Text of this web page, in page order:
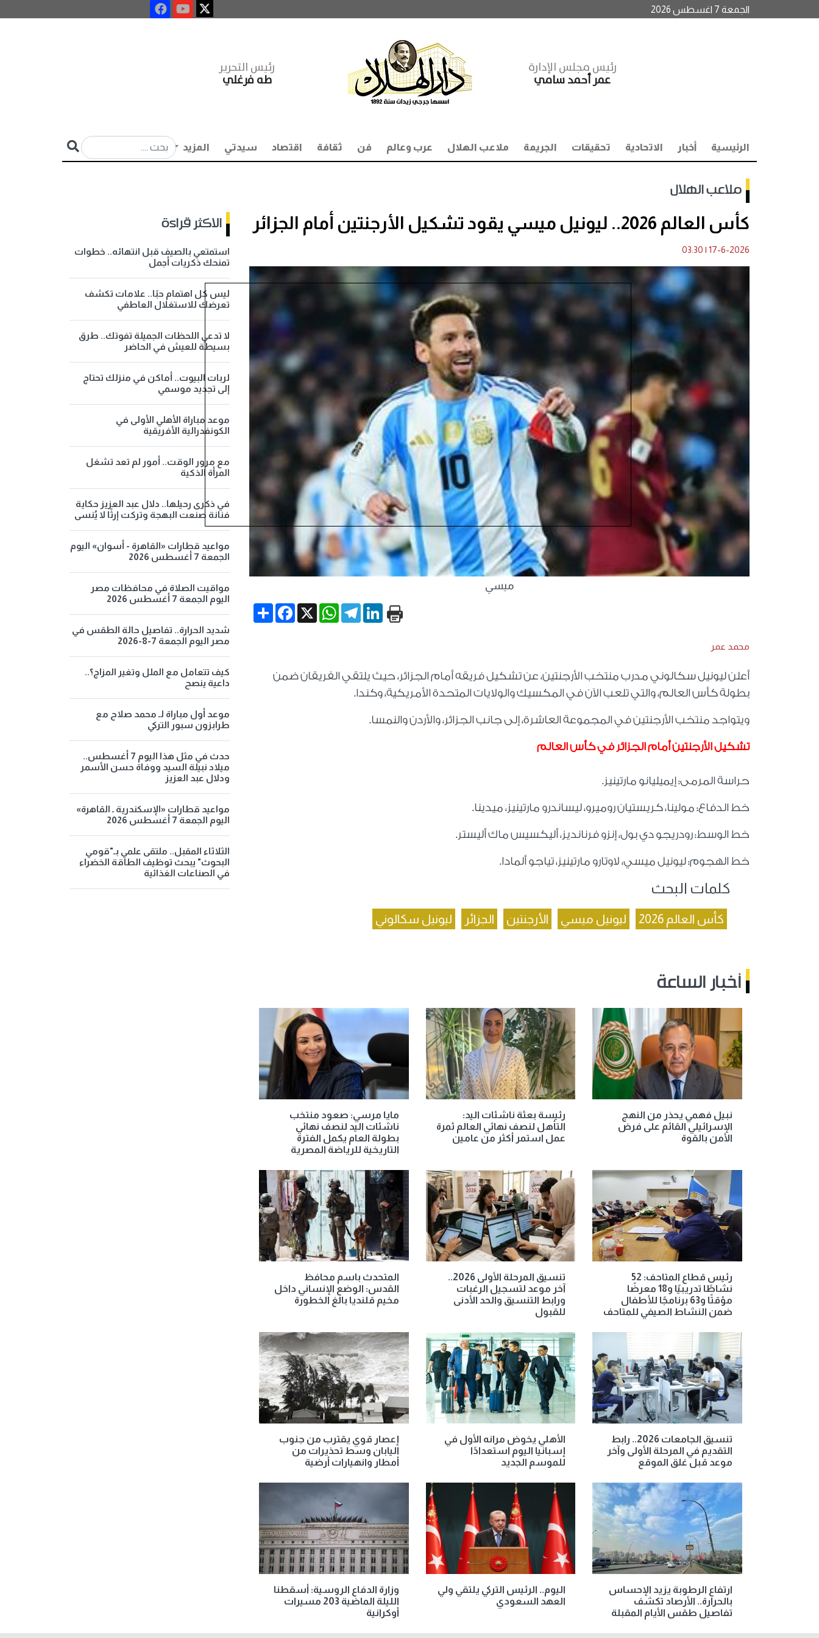
الجمعة 7 اغسطس 2026
رئيس مجلس الإدارة
عمر أحمد سامي
رئيس التحرير
طه فرغلي
الرئيسية أخبار الاتحادية تحقيقات الجريمة ملاعب الهلال عرب وعالم فن ثقافة اقتصاد سيدتي المزيد
ملاعب الهلال
كأس العالم 2026.. ليونيل ميسي يقود تشكيل الأرجنتين أمام الجزائر
17-6-2026
|
03:30
ميسي
Share
Facebook X
WhatsApp
TelegramLinkedIn
محمد عمر
أعلن ليونيل سكالوني مدرب منتخب الأرجنتين، عن تشكيل فريقه أمام الجزائر، حيث يلتقي الفريقان ضمن
بطولة كأس العالم، والتي تلعب الآن في المكسيك والولايات المتحدة الأمريكية، وكندا.
ويتواجد منتخب الأرجنتين في المجموعة العاشرة، إلى جانب الجزائر، والأردن والنمسا.
تشكيل الأرجنتين أمام الجزائر في كأس العالم
حراسة المرمى: إيميليانو مارتينيز.
خط الدفاع: مولينا، كريستيان روميرو، ليساندرو مارتينيز، ميدينا.
خط الوسط: رودريجو دي بول، إنزو فرنانديز، أليكسيس ماك أليستر.
خط الهجوم: ليونيل ميسي، لاوتارو مارتينيز، تياجو ألمادا.
كلمات البحث
كأس العالم 2026 ليونيل ميسي الأرجنتين الجزائر ليونيل سكالوني
أخبار الساعة
نبيل فهمي يحذر من النهج
الإسرائيلي القائم على فرض
الأمن بالقوة
رئيسة بعثة ناشئات اليد:
التأهل لنصف نهائي العالم ثمرة
عمل استمر أكثر من عامين
مايا مرسي: صعود منتخب
ناشئات اليد لنصف نهائي
بطولة العام يكمل الفترة
التاريخية للرياضة المصرية
رئيس قطاع المتاحف: 52
نشاطًا تدريبيًا و18 معرضًا
مؤقتًا و63 برنامجًا للأطفال
ضمن النشاط الصيفي للمتاحف
تنسيق المرحلة الأولى 2026..
آخر موعد لتسجيل الرغبات
ورابط التنسيق والحد الأدنى
للقبول
المتحدث باسم محافظ
القدس: الوضع الإنساني داخل
مخيم قلنديا بالغ الخطورة
تنسيق الجامعات 2026.. رابط
التقديم في المرحلة الأولى وآخر
موعد قبل غلق الموقع
الأهلي يخوض مرانه الأول في
إسبانيا اليوم استعدادًا
للموسم الجديد
إعصار قوي يقترب من جنوب
اليابان وسط تحذيرات من
أمطار وانهيارات أرضية
ارتفاع الرطوبة يزيد الإحساس
بالحرارة.. الأرصاد تكشف
تفاصيل طقس الأيام المقبلة
اليوم.. الرئيس التركي يلتقي ولي
العهد السعودي
وزارة الدفاع الروسية: أسقطنا
الليلة الماضية 203 مسيرات
أوكرانية
الاكثر قراءة
استمتعي بالصيف قبل انتهائه.. خطوات
تمنحك ذكريات أجمل
ليس كل اهتمام حبًا.. علامات تكشف
تعرضك للاستغلال العاطفي
لا تدعي اللحظات الجميلة تفوتك.. طرق
بسيطة للعيش في الحاضر
لربات البيوت.. أماكن في منزلك تحتاج
إلى تجديد موسمي
موعد مباراة الأهلي الأولى في
الكونفدرالية الأفريقية
مع مرور الوقت.. أمور لم تعد تشغل
المرأة الذكية
في ذكرى رحيلها.. دلال عبد العزيز حكاية
فنانة صنعت البهجة وتركت إرثًا لا يُنسى
مواعيد قطارات «القاهرة - أسوان» اليوم
الجمعة 7 أغسطس 2026
مواقيت الصلاة في محافظات مصر
اليوم الجمعة 7 أغسطس 2026
شديد الحرارة.. تفاصيل حالة الطقس في
مصر اليوم الجمعة 7-8-2026
كيف تتعامل مع الملل وتغير المزاج؟..
داعية ينصح
موعد أول مباراة لـ محمد صلاح مع
طرابزون سبور التركي
حدث في مثل هذا اليوم 7 أغسطس..
ميلاد نبيلة السيد ووفاة حسن الأسمر
ودلال عبد العزيز
مواعيد قطارات «الإسكندرية ـ القاهرة»
اليوم الجمعة 7 أغسطس 2026
الثلاثاء المقبل.. ملتقى علمي بـ"قومي
البحوث" يبحث توظيف الطاقة الخضراء
في الصناعات الغذائية